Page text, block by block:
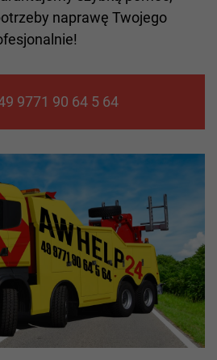
naprawę Twojego
9771 90 64 5 64